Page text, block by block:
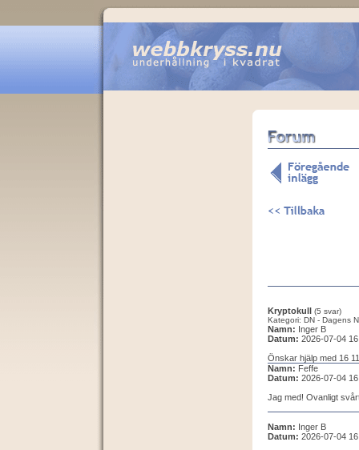
Kryptokull (5 svar)
Kategori: DN - Dagens
Namn: Inger B
Datum: 2026-07-04
Önskar hjälp med 16
Namn: Feffe
Datum: 2026-07-04
Jag med! Ovanligt
Namn: Inger B
Datum: 2026-07-04